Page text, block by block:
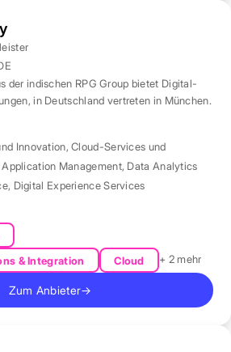
der indischen RPG Group bietet Digital-
in Deutschland vertreten in München.
Innovation,Cloud-Services und
Application Management, Data Analytics
, Digital Experience Services
& Integration
Cloud + 2 mehr
Zum Anbieter→